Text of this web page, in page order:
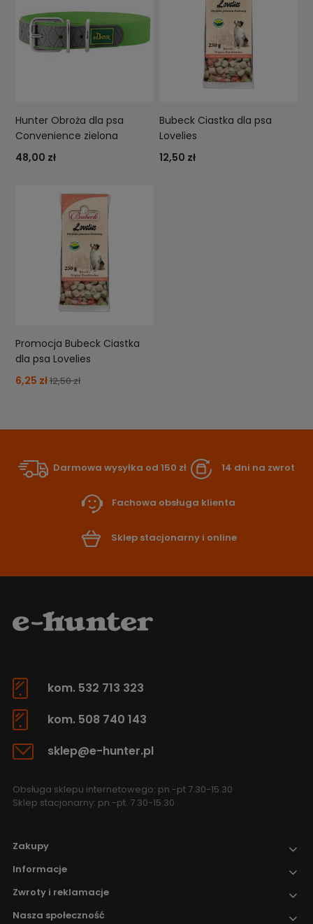
Hunter Obroża dla psa
Convenience zielona
48,00 zł
Bubeck Ciastka dla psa
Lovelies
12,50 zł
Promocja Bubeck Ciastka
dla psa Lovelies
6,25 zł12,50 zł
Darmowa wysyłka od 150 zł 14 dni na zwrot
Fachowa obsługa klienta
Sklep stacjonarny i online
kom. 532 713 323
kom. 508 740 143
sklep@e-hunter.pl
Obsługa sklepu internetowego: pn.-pt 7.30-15.30
Sklep stacjonarny: pn.-pt. 7.30-15.30
Zakupy
Informacje
Zwroty i reklamacje
Nasza społeczność